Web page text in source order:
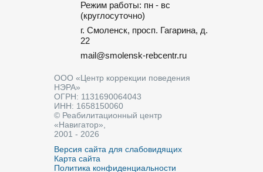
Режим работы: пн - вс
(круглосуточно)
г. Смоленск, просп. Гагарина, д.
22
mail@smolensk-rebcentr.ru
ООО «Центр коррекции поведения
НЭРА»
ОГРН: 1131690064043
ИНН: 1658150060
© Реабилитационный центр
«Навигатор»,
2001 - 2026
Версия сайта для слабовидящих
Карта сайта
Политика конфиденциальности